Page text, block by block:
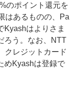
のポイント還元を
はあるものの、Pa
Kyashはよりさま
ろう。なお、NTT
クレジットカード
めKyashは登録で